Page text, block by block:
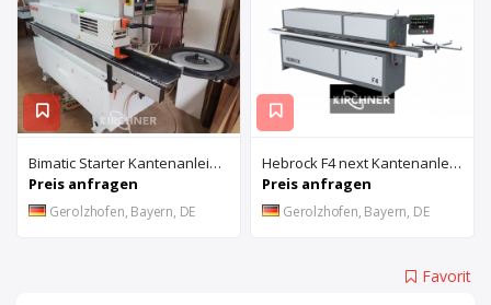
Bimatic Starter Kantenanleimmaschine
Preis anfragen
Gerolzhofen, Bayern, DE
Hebrock F4 next Kantenanleimmaschine
Preis anfragen
Gerolzhofen, Bayern, DE
Favorit